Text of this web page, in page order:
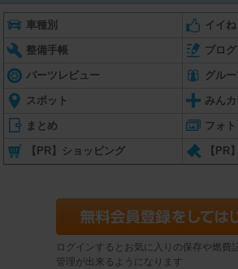
車種別 イイね
整備手帳 ブログ
パーツレビュー グル
スポット みんカ
まとめ フォト
【PR】ショッピング 【PR
ログインするとお気に入りの保存や燃費
管理が出来るようになります